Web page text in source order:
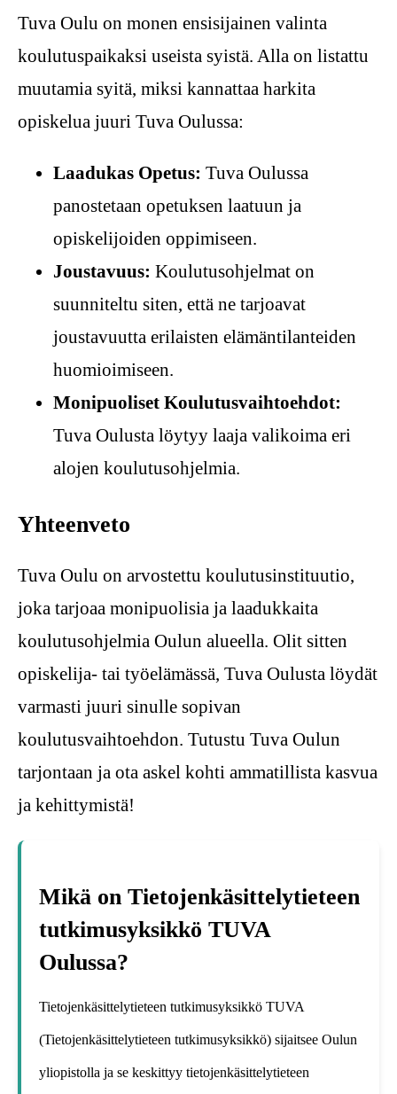
Tuva Oulu on monen ensisijainen valinta
koulutuspaikaksi useista syistä. Alla on listattu
muutamia syitä, miksi kannattaa harkita
opiskelua juuri Tuva Oulussa:
Laadukas Opetus: Tuva Oulussa
panostetaan opetuksen laatuun ja
opiskelijoiden oppimiseen.
Joustavuus: Koulutusohjelmat on
suunniteltu siten, että ne tarjoavat
joustavuutta erilaisten elämäntilanteiden
huomioimiseen.
Monipuoliset Koulutusvaihtoehdot:
Tuva Oulusta löytyy laaja valikoima eri
alojen koulutusohjelmia.
Yhteenveto
Tuva Oulu on arvostettu koulutusinstituutio,
joka tarjoaa monipuolisia ja laadukkaita
koulutusohjelmia Oulun alueella. Olit sitten
opiskelija- tai työelämässä, Tuva Oulusta löydät
varmasti juuri sinulle sopivan
koulutusvaihtoehdon. Tutustu Tuva Oulun
tarjontaan ja ota askel kohti ammatillista kasvua
ja kehittymistä!
Mikä on Tietojenkäsittelytieteen
tutkimusyksikkö TUVA
Oulussa?
Tietojenkäsittelytieteen tutkimusyksikkö TUVA
(Tietojenkäsittelytieteen tutkimusyksikkö) sijaitsee Oulun
yliopistolla ja se keskittyy tietojenkäsittelytieteen